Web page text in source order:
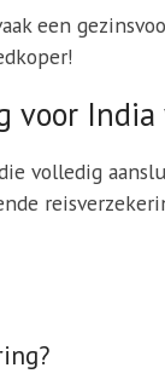
een
voor
volledig